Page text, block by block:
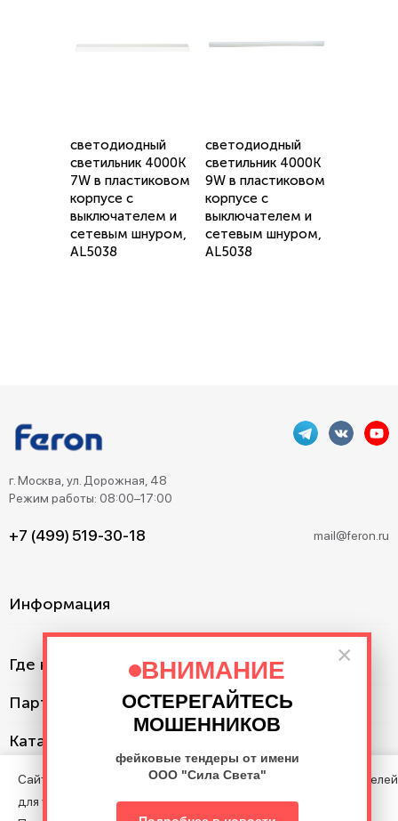
×
ВНИМАНИЕ
ОСТЕРЕГАЙТЕСЬ
МОШЕННИКОВ
фейковые тендеры от имени
ООО "Сила Света"
светодиодный
светильник 4000K
7W в пластиковом
корпусе с
выключателем и
сетевым шнуром,
AL5038
светодиодный
светильник 4000K
9W в пластиковом
корпусе с
выключателем и
сетевым шнуром,
AL5038
г. Москва, ул. Дорожная, 48
Режим работы: 08:00–17:00
+7 (499) 519-30-18 mail@feron.ru
Информация
Где купить?
Партнерам
Каталог
©2013–2026. Все права защищены. Данный сайт носит
Сайт использует cookie с целью анализа поведения посетителей
для улучшения Сайта.